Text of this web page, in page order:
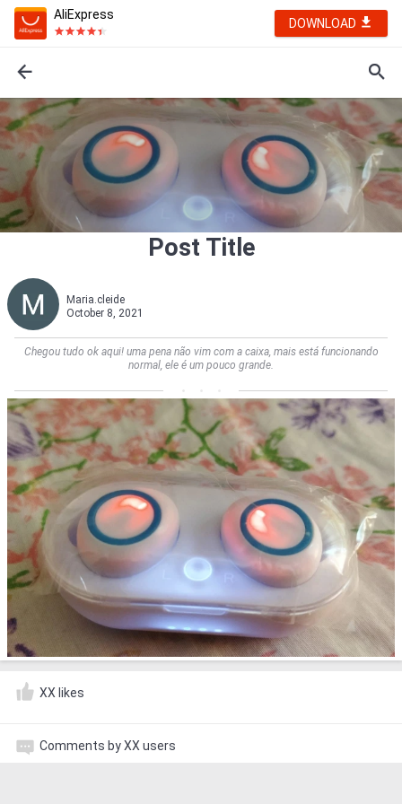
AliExpress
DOWNLOAD
Post Title
Maria.cleide
October 8, 2021
Chegou tudo ok aqui! uma pena não vim com a caixa, mais está funcionando
normal, ele é um pouco grande.
XX likes
Comments by XX users